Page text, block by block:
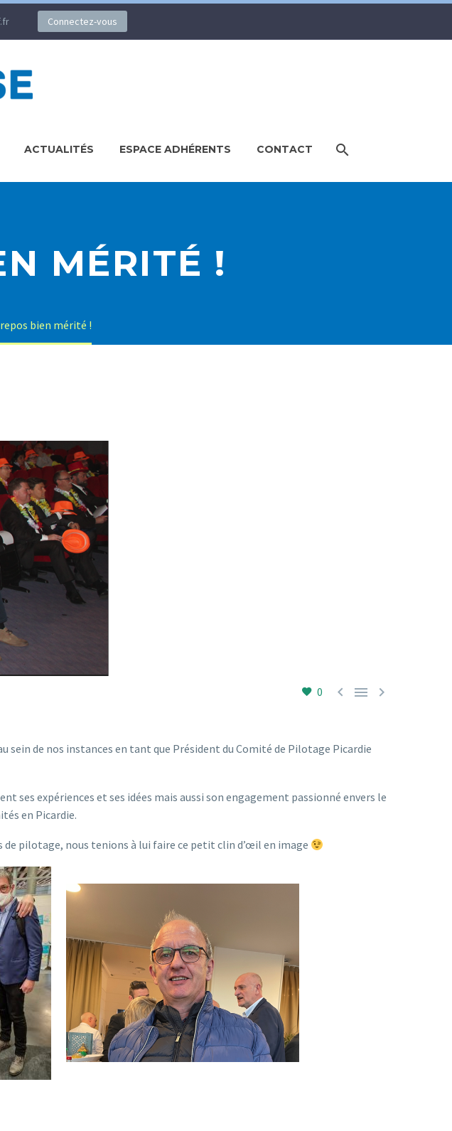
Connectez-vous
ACTUALITÉS ESPACE ADHÉRENTS CONTACT
MÉRITÉ !
bien mérité !
0   
sein de nos instances en tant que Président du Comité de Pilotage Picardie
expériences et ses idées mais aussi son engagement passionné envers le
en Picardie.
de pilotage, nous tenions à lui faire ce petit clin d’œil en image